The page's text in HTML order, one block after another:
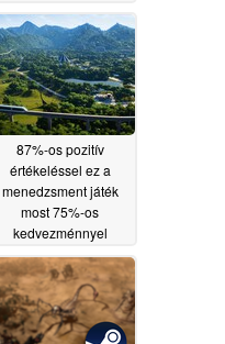
87%-os pozitív
értékeléssel ez a
menedzsment játék
most 75%-os
kedvezménnyel
kapható a Steamen
05/24/2026